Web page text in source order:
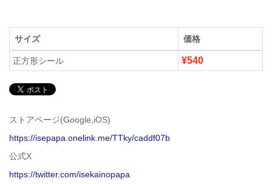
サイズ 価格
正方形シール ¥540
ストアページ(Google,iOS)
https://isepapa.onelink.me/TTky/caddf07b
公式X
https://twitter.com/isekainopapa